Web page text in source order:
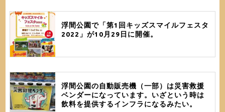
浮間公園で「第1回キッズスマイルフェスタ
2022」が10月29日に開催。
浮間公園の自動販売機（一部）は災害救援
ベンダーになっています。いざという時は
飲料を提供するインフラになるみたい。